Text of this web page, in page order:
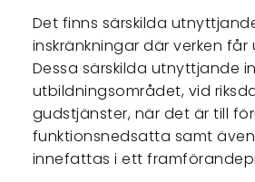
Det finns särskilda
inskränkningar där verken
Dessa särskilda utnyttjande
utbildningsområdet, vid
gudstjänster, när det är till
funktionsnedsatta samt
innefattas i ett